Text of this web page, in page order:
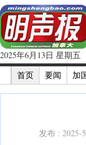
2025年6月13日 星期五
首页
要闻 加
发布 :